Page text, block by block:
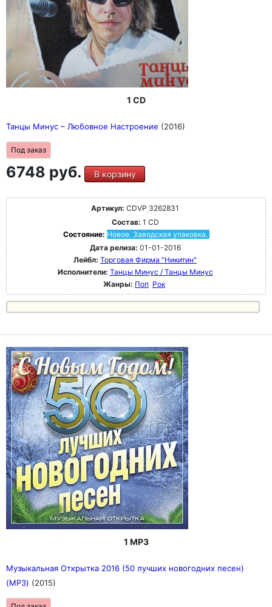
1 CD
Танцы Минус ‎– Любовное Настроение (2016)
Под заказ
6748 руб. В корзину
Артикул: CDVP 3262831
Состав: 1 CD
Состояние: Новое. Заводская упаковка.
Дата релиза: 01-01-2016
Лейбл: Торговая Фирма "Никитин"
Исполнители: Танцы Минус / Танцы Минус
Жанры: Поп Рок
1 MP3
Музыкальная Открытка 2016 (50 лучших новогодних песен)
(MP3) (2015)